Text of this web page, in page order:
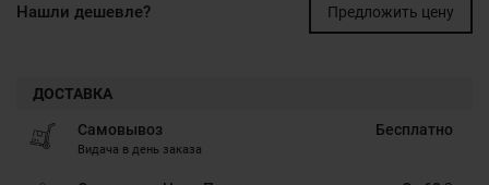
Нашли дешевле? Предложить цену
ДОСТАВКА
Самовывоз
Видача в день заказа
Бесплатно